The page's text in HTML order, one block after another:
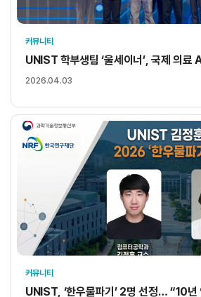
커뮤니티
UNIST 학부생팀 ‘울세이너’, 국제 의료
2026.04.03
커뮤니티
UNIST, ‘한우물파기’ 2명 선정… “10년